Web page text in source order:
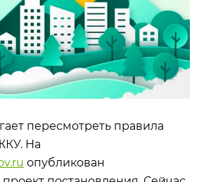
пересмотреть правила
На
опубликован